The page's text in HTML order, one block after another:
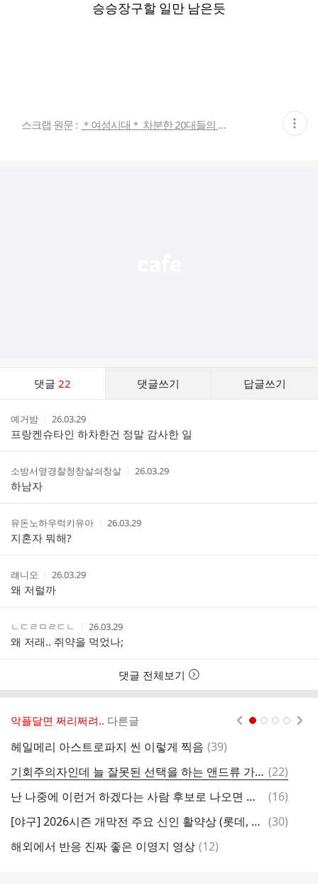
승승장구할 일만 남은듯
스크랩 원문 : ＊여성시대＊ 차분한 20대들의 알흠다운 공간 현
재
댓글22 댓글쓰기 답글쓰기
스
작
성
자
예거밤
작
성
시
간
26.03.29
프랑켄슈타인 하차한건 정말 감사한 일
작
성
자
소방서옆경찰청창살쇠창살
작
간
26.03.29
하남자
작
성
자
유돈노하우럭키유아
작
간
26.03.29
지혼자 뭐해?
작
성
자
럐니오
작
성
시
간
26.03.29
왜 저럴까
작
성
자
ㄴㄷㄹㅁㄹㄷㄴ
작
성
시
간
26.03.29
왜 저래.. 쥐약을 먹었나;
댓글 전체보기
악플달면 쩌리쩌려.. 다른글
헤일메리 아스트로파지 씬 이렇게 찍음 댓
(39)
기회주의자인데 늘 잘못된 선택을 하는 앤드류 가필드 댓
글
(22)
난 나중에 이런거 하겠다는 사람 후보로 나오면 무조건 뽑을듯
댓
(16)
[야구] 2026시즌 개막전 주요 신인 활약상 (롯데, KT, 한화) 댓
(30)
해외에서 반응 진짜 좋은 이영지 영상 댓
(12)